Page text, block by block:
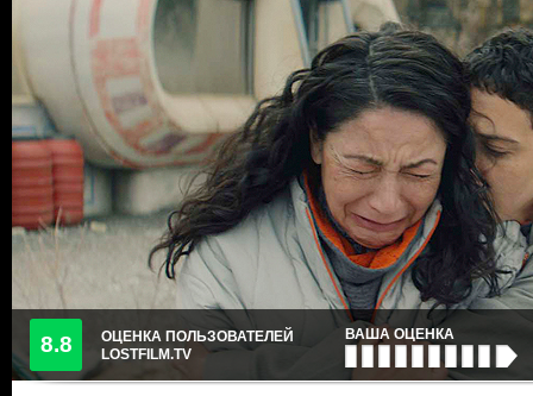
8.8
ОЦЕНКА ПОЛЬЗОВАТЕЛЕЙ
LOSTFILM.TV
ВАША ОЦЕНКА